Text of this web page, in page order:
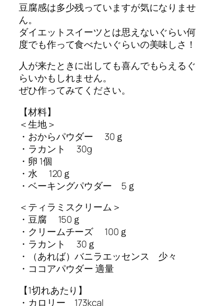
豆腐感は多少残っていますが気になりませ
ん。
ダイエットスイーツとは思えないぐらい何
度でも作って食べたいぐらいの美味しさ！
人が来たときに出しても喜んでもらえるぐ
らいかもしれません。
ぜひ作ってみてください。
【材料】
＜生地＞
・おからパウダー 30ｇ
・ラカント 30g
・卵 1個
・水 120ｇ
・ベーキングパウダー 5ｇ
＜ティラミスクリーム＞
・豆腐 150ｇ
・クリームチーズ 100ｇ
・ラカント 30ｇ
・（あれば）バニラエッセンス 少々
・ココアパウダー 適量
【1切れあたり】
・カロリー 173kcal